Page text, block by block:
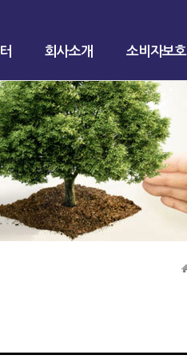
회사소개 소비자보호